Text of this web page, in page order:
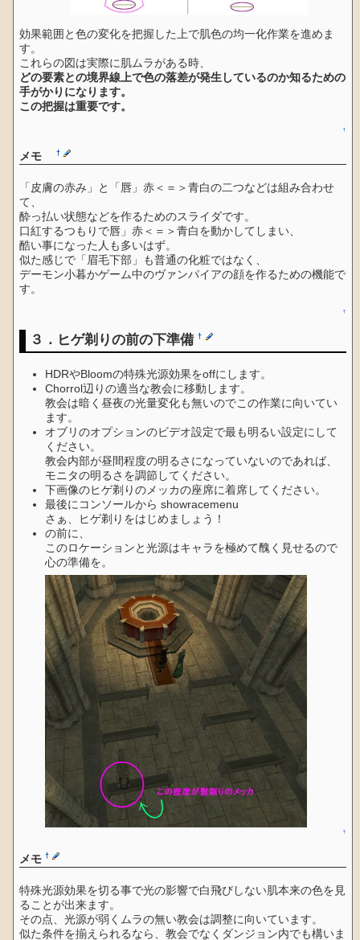
効果範囲と色の変化を把握した上で肌色の均一化作業を進めま
す。
これらの図は実際に肌ムラがある時、
どの要素との境界線上で色の落差が発生しているのか知るための
手がかりになります。
この把握は重要です。
↑
メモ†
「皮膚の赤み」と「唇」赤＜＝＞青白の二つなどは組み合わせ
て、
酔っ払い状態などを作るためのスライダです。
口紅するつもりで唇」赤＜＝＞青白を動かしてしまい、
酷い事になった人も多いはず。
似た感じで「眉毛下部」も普通の化粧ではなく、
デーモン小暮かゲーム中のヴァンパイアの顔を作るための機能で
す。
↑
３．ヒゲ剃りの前の下準備†
HDRやBloomの特殊光源効果をoffにします。
Chorrol辺りの適当な教会に移動します。
教会は暗く昼夜の光量変化も無いのでこの作業に向いてい
ます。
オブリのオプションのビデオ設定で最も明るい設定にして
ください。
教会内部が昼間程度の明るさになっていないのであれば、
モニタの明るさを調節してください。
下画像のヒゲ剃りのメッカの座席に着席してください。
最後にコンソールから showracemenu
さぁ、ヒゲ剃りをはじめましょう！
の前に、
このロケーションと光源はキャラを極めて醜く見せるので
心の準備を。
↑
メモ†
特殊光源効果を切る事で光の影響で白飛びしない肌本来の色を見
ることが出来ます。
その点、光源が弱くムラの無い教会は調整に向いています。
似た条件を揃えられるなら、教会でなくダンジョン内でも構いま